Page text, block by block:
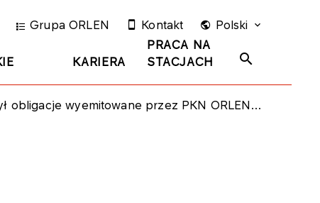
KARIERA
PRACA NA
STACJACH
Grupa ORLEN Kontakt Polski
obligacje wyemitowane przez PKN ORLEN S.A.